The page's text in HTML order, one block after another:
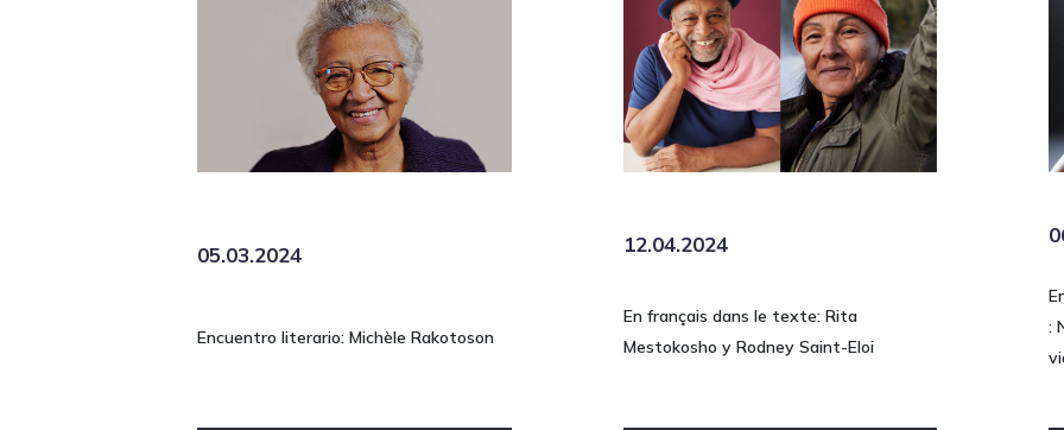
05.03.2024
Encuentro literario: Michèle Rakotoson
12.04.2024
En français dans le texte: Rita
Mestokosho y Rodney Saint-Eloi
: